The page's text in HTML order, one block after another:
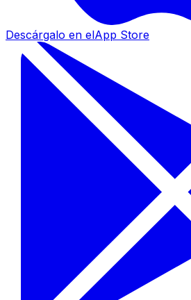
Descárgalo en elApp Store